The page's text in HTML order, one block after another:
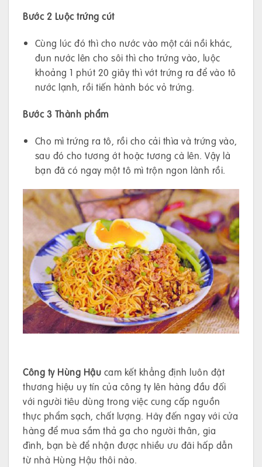
Bước 2 Luộc trứng cút
Cùng lúc đó thì cho nước vào một cái nồi khác,
đun nước lên cho sôi thì cho trứng vào, luộc
khoảng 1 phút 20 giây thì vớt trứng ra để vào tô
nước lạnh, rồi tiến hành bóc vỏ trứng.
Bước 3 Thành phẩm
Cho mì trứng ra tô, rồi cho cải thìa và trứng vào,
sau đó cho tương ớt hoặc tương cà lên. Vậy là
bạn đã có ngay một tô mì trộn ngon lành rồi.
Công ty Hùng Hậu cam kết khẳng định luôn đặt
thương hiệu uy tín của công ty lên hàng đầu đối
với người tiêu dùng trong việc cung cấp nguồn
thực phẩm sạch, chất lượng. Hãy đến ngay với cửa
hàng để mua sắm thả ga cho người thân, gia
đình, bạn bè để nhận được nhiều ưu đãi hấp dẫn
từ nhà Hùng Hậu thôi nào.